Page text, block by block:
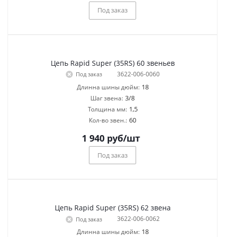
Под заказ
Цепь Rapid Super (35RS) 60 звеньев
Под заказ
3622-006-0060
Длинна шины дюйм: 18
Шаг звена: 3/8
Толщина мм: 1,5
Кол-во звен.: 60
1 940руб/шт
Под заказ
Цепь Rapid Super (35RS) 62 звена
Под заказ
3622-006-0062
Длинна шины дюйм: 18